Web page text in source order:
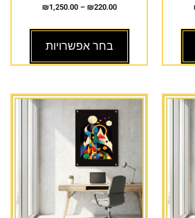
₪220.00
–
₪1,250.00
בחר אפשרויות